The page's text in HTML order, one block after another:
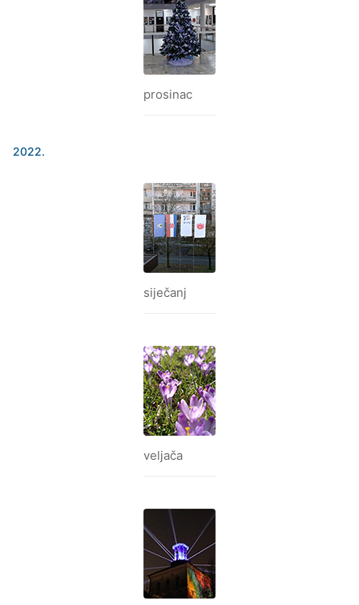
prosinac
2022.
siječanj
veljača